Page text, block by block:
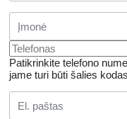
Patikrinkite telefono
jame turi būti šalies